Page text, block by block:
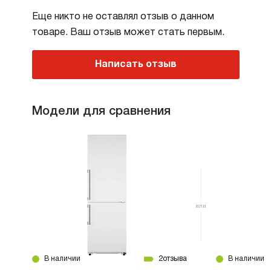
Еще никто не оставлял отзыв о данном
товаре. Ваш отзыв может стать первым.
Написать отзыв
Модели для сравнения
В наличии 2отзыва В наличии